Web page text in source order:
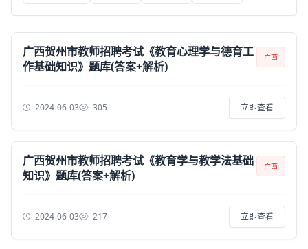
广西贺州市教师招聘考试《教育心理学与德育工
作基础知识》题库(答案+解析)
广西
2024-06-03 305 立即查看
广西贺州市教师招聘考试《教育学与教学法基础
知识》题库(答案+解析)
广西
2024-06-03 217 立即查看